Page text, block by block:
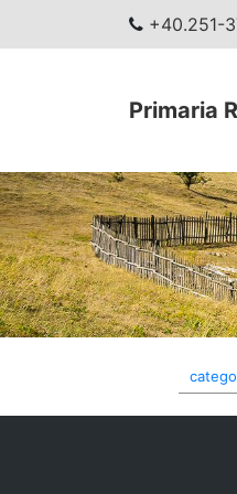
+40.251-
Primaria